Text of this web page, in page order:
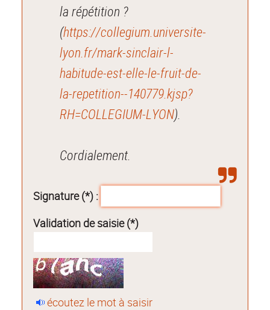
la répétition ?
(https://collegium.universite-
lyon.fr/mark-sinclair-l-
habitude-est-elle-le-fruit-de-
la-repetition--140779.kjsp?
RH=COLLEGIUM-LYON).
Cordialement.
Signature (*) :
Validation de saisie (*)
écoutez le mot à saisir